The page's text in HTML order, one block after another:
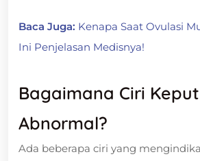
Baca Juga: Kenapa Saat Ovulasi
Ini Penjelasan Medisnya!
Bagaimana Ciri
Abnormal?
Ada beberapa ciri yang